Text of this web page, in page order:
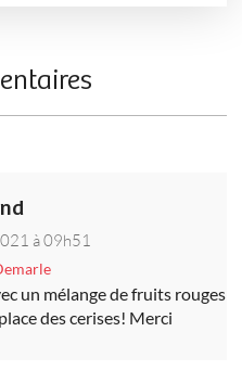
à 09h51
un mélange de fruits rouges
des cerises! Merci